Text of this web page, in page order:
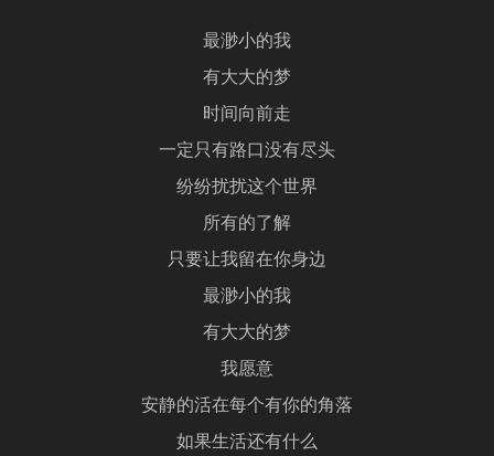
最渺小的我
有大大的梦
时间向前走
一定只有路口没有尽头
纷纷扰扰这个世界
所有的了解
只要让我留在你身边
最渺小的我
有大大的梦
我愿意
安静的活在每个有你的角落
如果生活还有什么